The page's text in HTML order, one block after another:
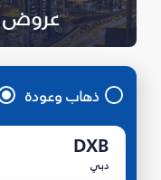
عروض
ذهاب وعودة
DXB
دبي